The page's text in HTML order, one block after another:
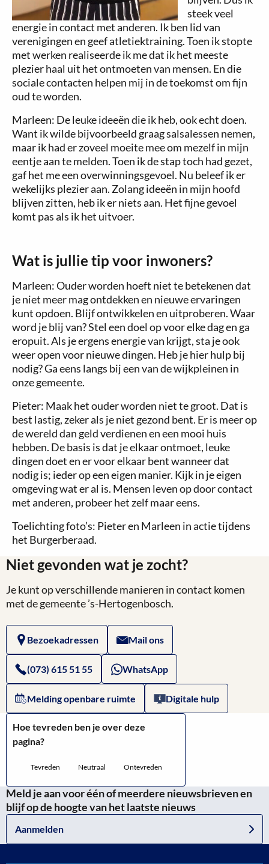
steek veel
energie in contact met anderen. Ik ben lid van
verenigingen en geef atletiektraining. Toen ik stopte
met werken realiseerde ik me dat ik het meeste
plezier haal uit het ontmoeten van mensen. En die
sociale contacten helpen mij in de toekomst om fijn
oud te worden.
Marleen: De leuke ideeën die ik heb, ook echt doen.
Want ik wilde bijvoorbeeld graag salsalessen nemen,
maar ik had er zoveel moeite mee om mezelf in mijn
eentje aan te melden. Toen ik de stap toch had gezet,
gaf het me een overwinningsgevoel. Nu beleef ik er
wekelijks plezier aan. Zolang ideeën in mijn hoofd
blijven zitten, heb ik er niets aan. Het fijne gevoel
komt pas als ik het uitvoer.
Wat is jullie tip voor inwoners?
Marleen: Ouder worden hoeft niet te betekenen dat
je niet meer mag ontdekken en nieuwe ervaringen
kunt opdoen. Blijf ontwikkelen en uitproberen. Waar
word je blij van? Stel een doel op voor elke dag en ga
eropuit. Als je ergens energie van krijgt, sta je ook
weer open voor nieuwe dingen. Heb je hier hulp bij
nodig? Ga eens langs bij een van de wijkpleinen in
onze gemeente.
Pieter: Maak het ouder worden niet te groot. Dat is
best lastig, zeker als je niet gezond bent. Er is meer op
de wereld dan geld verdienen en een mooi huis
hebben. De basis is dat je elkaar ontmoet, leuke
dingen doet en er voor elkaar bent wanneer dat
nodig is; ieder op een eigen manier. Kijk in je eigen
omgeving wat er al is. Mensen leven op door contact
met anderen, probeer het zelf maar eens.
Toelichting foto’s: Pieter en Marleen in actie tijdens
het Burgerberaad.
Niet gevonden wat je zocht?
Je kunt op verschillende manieren in contact komen
met de gemeente ’s-Hertogenbosch.
Bezoekadressen Mail ons
(073) 615 51 55 WhatsApp
Melding openbare ruimte Digitale hulp
Hoe tevreden ben je over deze
pagina?
Tevreden Neutraal Ontevreden
Meld je aan voor één of meerdere nieuwsbrieven en
blijf op de hoogte van het laatste nieuws
Aanmelden